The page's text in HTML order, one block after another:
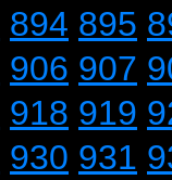
894 895
906 907
918 919
930 931